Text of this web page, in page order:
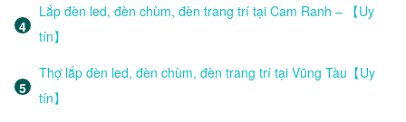
Lắp đèn led, đèn chùm, đèn trang trí tại Cam Ranh – 【Uy
tín】
Thợ lắp đèn led, đèn chùm, đèn trang trí tại Vũng Tàu【Uy
tín】